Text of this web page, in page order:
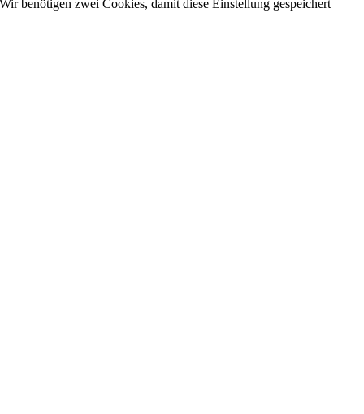
benötigen zwei Cookies, damit diese Einstellung gespeichert